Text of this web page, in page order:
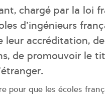
chargé par la loi
d’ingénieurs
leur accréditation, de
de promouvoir le
pour que les écoles